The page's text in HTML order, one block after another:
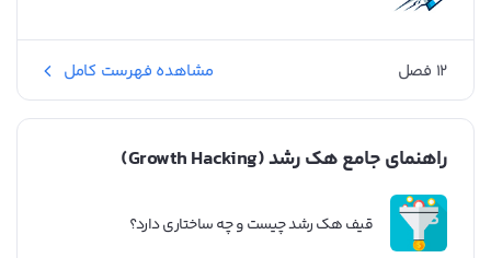
12 فصل مشاهده فهرست کامل
راهنمای جامع هک رشد (Growth Hacking)
قیف هک رشد چیست و چه ساختاری دارد؟